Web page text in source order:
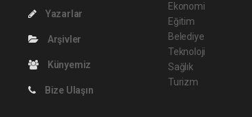
Yazarlar
Arşivler
Künyemiz
Bize Ulaşın
Ekonomi
Eğitim
Belediye
Teknoloji
Sağlık
Turizm